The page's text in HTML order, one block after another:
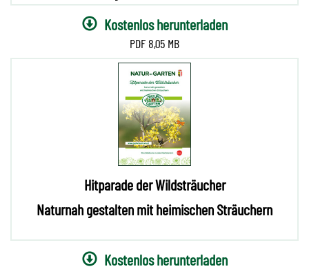
Kostenlos herunterladen
8,05 MB
Hitparade der Wildsträucher
Naturnah gestalten mit heimischen Sträuchern
Kostenlos herunterladen